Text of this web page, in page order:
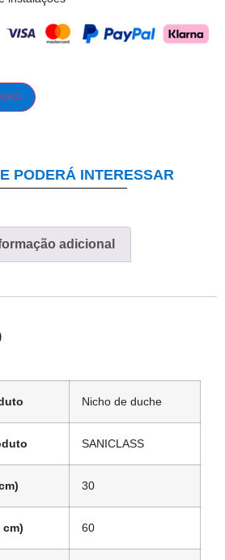
PODERÁ INTERESSAR
adicional
Nicho de duche
SANICLASS
30
cm) 60